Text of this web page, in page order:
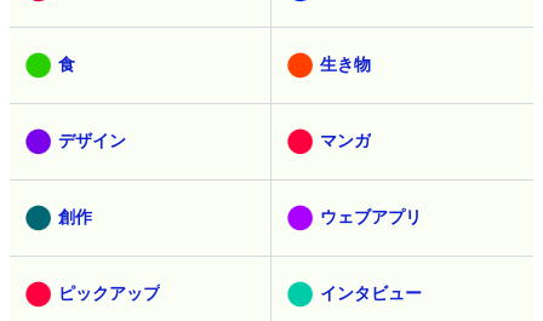
食 生き物
デザイン マンガ
創作 ウェブアプリ
ピックアップ インタビュー